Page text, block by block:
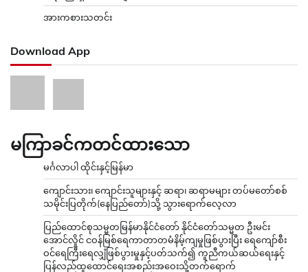
အားကစားသတင်း
Download App
မကြာခင်ကတင်ထားသော
မင်္ဂလာပါ ထိုင်းနှင့်မြန်မာ
ကျောင်းသား၊ ကျောင်းသူများနှင့် ဆရာ၊ ဆရာမများ တပ်မတော်စစ်
သမိုင်းပြတိုက်(နေပြည်တော်)သို့ သွားရောက်လေ့လာ
ပြည်ထောင်စုသမ္မတမြန်မာနိုင်ငံတော် နိုင်ငံတော်သမ္မတ ဦးမင်း
အောင်လှိုင် ငဝန်မြစ်ရေကာတာတမံနိမ့်ကျမှုဖြစ်ပွားပြီး ရေကျော်စီး
ဝင်ရေကြီးရေလျှံဖြစ်ပွားမှုနှင့်ပတ်သက်၍ ကူညီကယ်ဆယ်ရေးနှင့်
ပြန်လည်ထူထောင်ရေးအစည်းအဝေးသို့တက်ရောက်